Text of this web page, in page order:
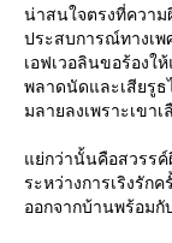
น่าสนใจตรงที่ความ
ประสบการณ์ทางเ
เอฟเวอลินขอร้องใ
พลาดนัดและเสียรูธ
มลายลงเพราะเขา
กว่านั้นคือสวรรค์ผิ
ระหว่างการเริงรัก
ออกจากบ้านพร้อม